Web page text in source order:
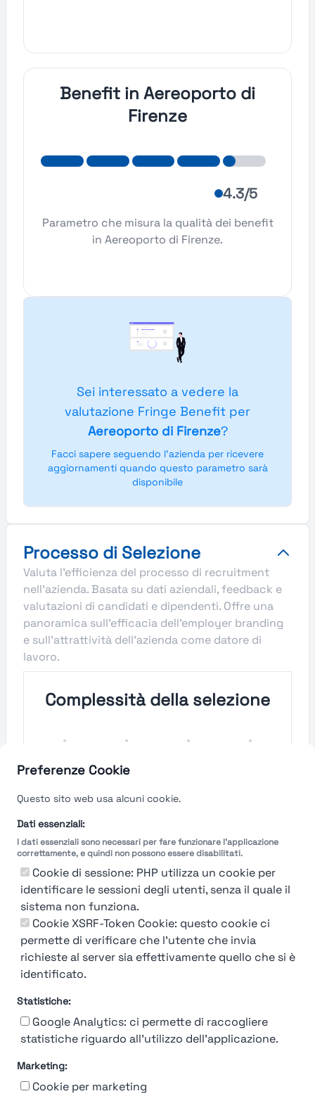
Preferenze Cookie
Questo sito web usa alcuni cookie.
Dati essenziali:
I dati essenziali sono necessari per fare funzionare l'applicazione
correttamente, e quindi non possono essere disabilitati.
Cookie di sessione: PHP utilizza un cookie per
identificare le sessioni degli utenti, senza il quale il
sistema non funziona.
Cookie XSRF-Token Cookie: questo cookie ci
permette di verificare che l'utente che invia
richieste al server sia effettivamente quello che si è
identificato.
Statistiche:
Google Analytics: ci permette di raccogliere
statistiche riguardo all'utilizzo dell'applicazione.
Marketing:
Cookie per marketing
Benefit in Aereoporto di
Firenze
4.3/5
Parametro che misura la qualità dei benefit
in Aereoporto di Firenze.
Sei interessato a vedere la
valutazione Fringe Benefit per
Aereoporto di Firenze?
Facci sapere seguendo l'azienda per ricevere
aggiornamenti quando questo parametro sarà
disponibile
Processo di Selezione
Valuta l'efficienza del processo di recruitment
nell'azienda. Basata su dati aziendali, feedback e
valutazioni di candidati e dipendenti. Offre una
panoramica sull'efficacia dell'employer branding
e sull'attrattività dell'azienda come datore di
lavoro.
Complessità della selezione
Velocità del processo di
Molto
Breve Lungo
Molto
Misuriamo l'efficienza e la velocità del processo
di selezione del personale attraverso dati
aziendali, feedback dei candidati e valutazioni
Termini e Condizioni